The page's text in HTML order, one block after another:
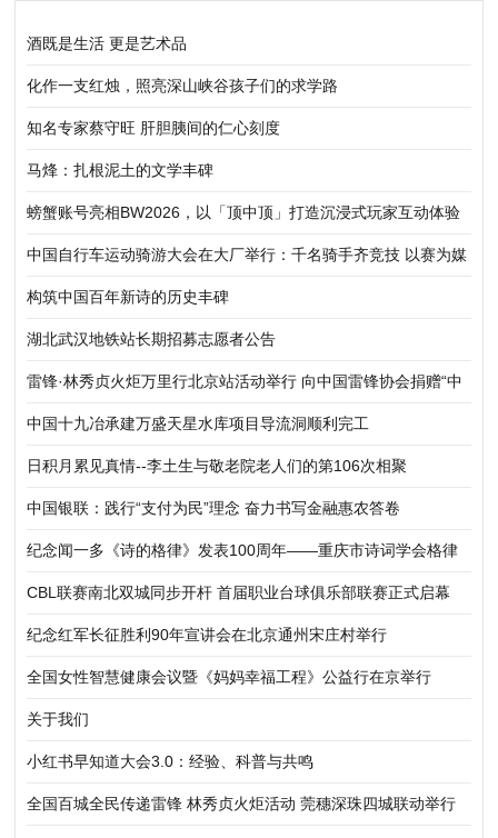
酒既是生活 更是艺术品
化作一支红烛，照亮深山峡谷孩子们的求学路
知名专家蔡守旺 肝胆胰间的仁心刻度
马烽：扎根泥土的文学丰碑
螃蟹账号亮相BW2026，以「顶中顶」打造沉浸式玩家互动体验
中国自行车运动骑游大会在大厂举行：千名骑手齐竞技 以赛为媒
促协同
构筑中国百年新诗的历史丰碑
湖北武汉地铁站长期招募志愿者公告
雷锋·林秀贞火炬万里行北京站活动举行 向中国雷锋协会捐赠“中
华五福吉神”作品
中国十九冶承建万盛天星水库项目导流洞顺利完工
日积月累见真情--李土生与敬老院老人们的第106次相聚
中国银联：践行“支付为民”理念 奋力书写金融惠农答卷
纪念闻一多《诗的格律》发表100周年——重庆市诗词学会格律
体新诗研究所举行新诗格律建设践行研讨会
CBL联赛南北双城同步开杆 首届职业台球俱乐部联赛正式启幕
纪念红军长征胜利90年宣讲会在北京通州宋庄村举行
全国女性智慧健康会议暨《妈妈幸福工程》公益行在京举行
关于我们
小红书早知道大会3.0：经验、科普与共鸣
全国百城全民传递雷锋 林秀贞火炬活动 莞穗深珠四城联动举行